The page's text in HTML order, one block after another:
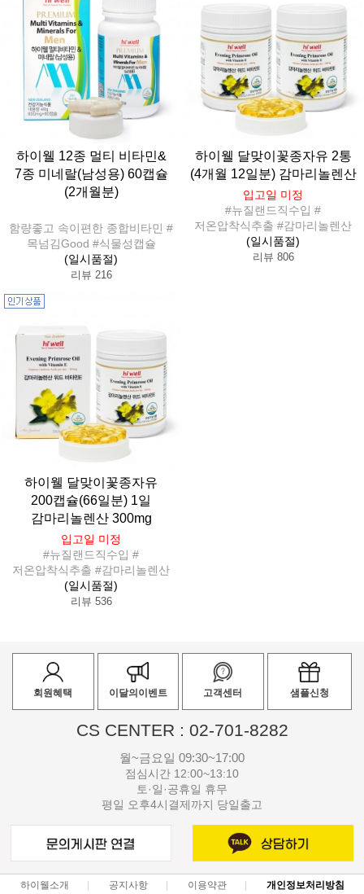
하이웰 12종 멀티 비타민&
7종 미네랄(남성용) 60캡슐
(2개월분)
함량좋고 속이편한 종합비타민 #
목넘김Good #식물성캡슐
(일시품절)
리뷰 216
하이웰 달맞이꽃종자유 2통
(4개월 12일분) 감마리놀렌산
입고일 미정
#뉴질랜드직수입 #
저온압착식추출 #감마리놀렌산
(일시품절)
리뷰 806
하이웰 달맞이꽃종자유
200캡슐(66일분) 1일
감마리놀렌산 300mg
입고일 미정
#뉴질랜드직수입 #
저온압착식추출 #감마리놀렌산
(일시품절)
리뷰 536
회원혜택 이달의이벤트 고객센터 샘플신청
CS CENTER : 02-701-8282
월~금요일 09:30~17:00
점심시간 12:00~13:10
토·일·공휴일 휴무
평일 오후4시결제까지 당일출고
하이웰소개 공지사항 이용약관 개인정보처리방침